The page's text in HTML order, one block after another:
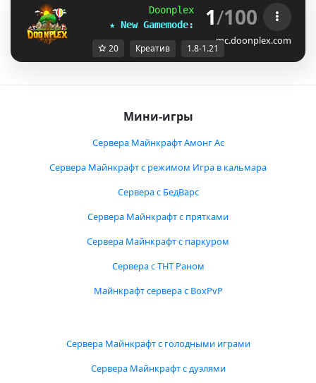
Doonplex Network [1.8-1.21]
★ New Gamemode:
TZMRQUQCreative
1/100
mc.doonplex.com
20 Креатив 1.8-1.21
Мини-игры
Сервера Майнкрафт Амонг Ас
Сервера Майнкрафт с режимом Игра в кальмара
Сервера с БедВарс
Сервера Майнкрафт с прятками
Сервера Майнкрафт с паркуром
Сервера с ТНТ Раном
Майнкрафт сервера с BoxPvP
Сервера Майнкрафт с голодными играми
Сервера Майнкрафт с дуэлями